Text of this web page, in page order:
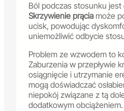
Ból podczas stosunku
Skrzywienie prącia może
ucisk, powodując
uniemożliwić odbycie
Problem ze wzwodem to
Zaburzenia w przepływie
osiągnięcie i utrzymanie
mogą doświadczać
niepokój związane z tą
dodatkowym obciążeniem.